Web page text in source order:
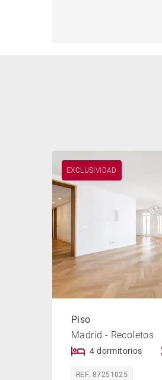
EXCLUSIVIDAD
Piso
Madrid - Recoletos
4 dormitorios
REF. 87251025